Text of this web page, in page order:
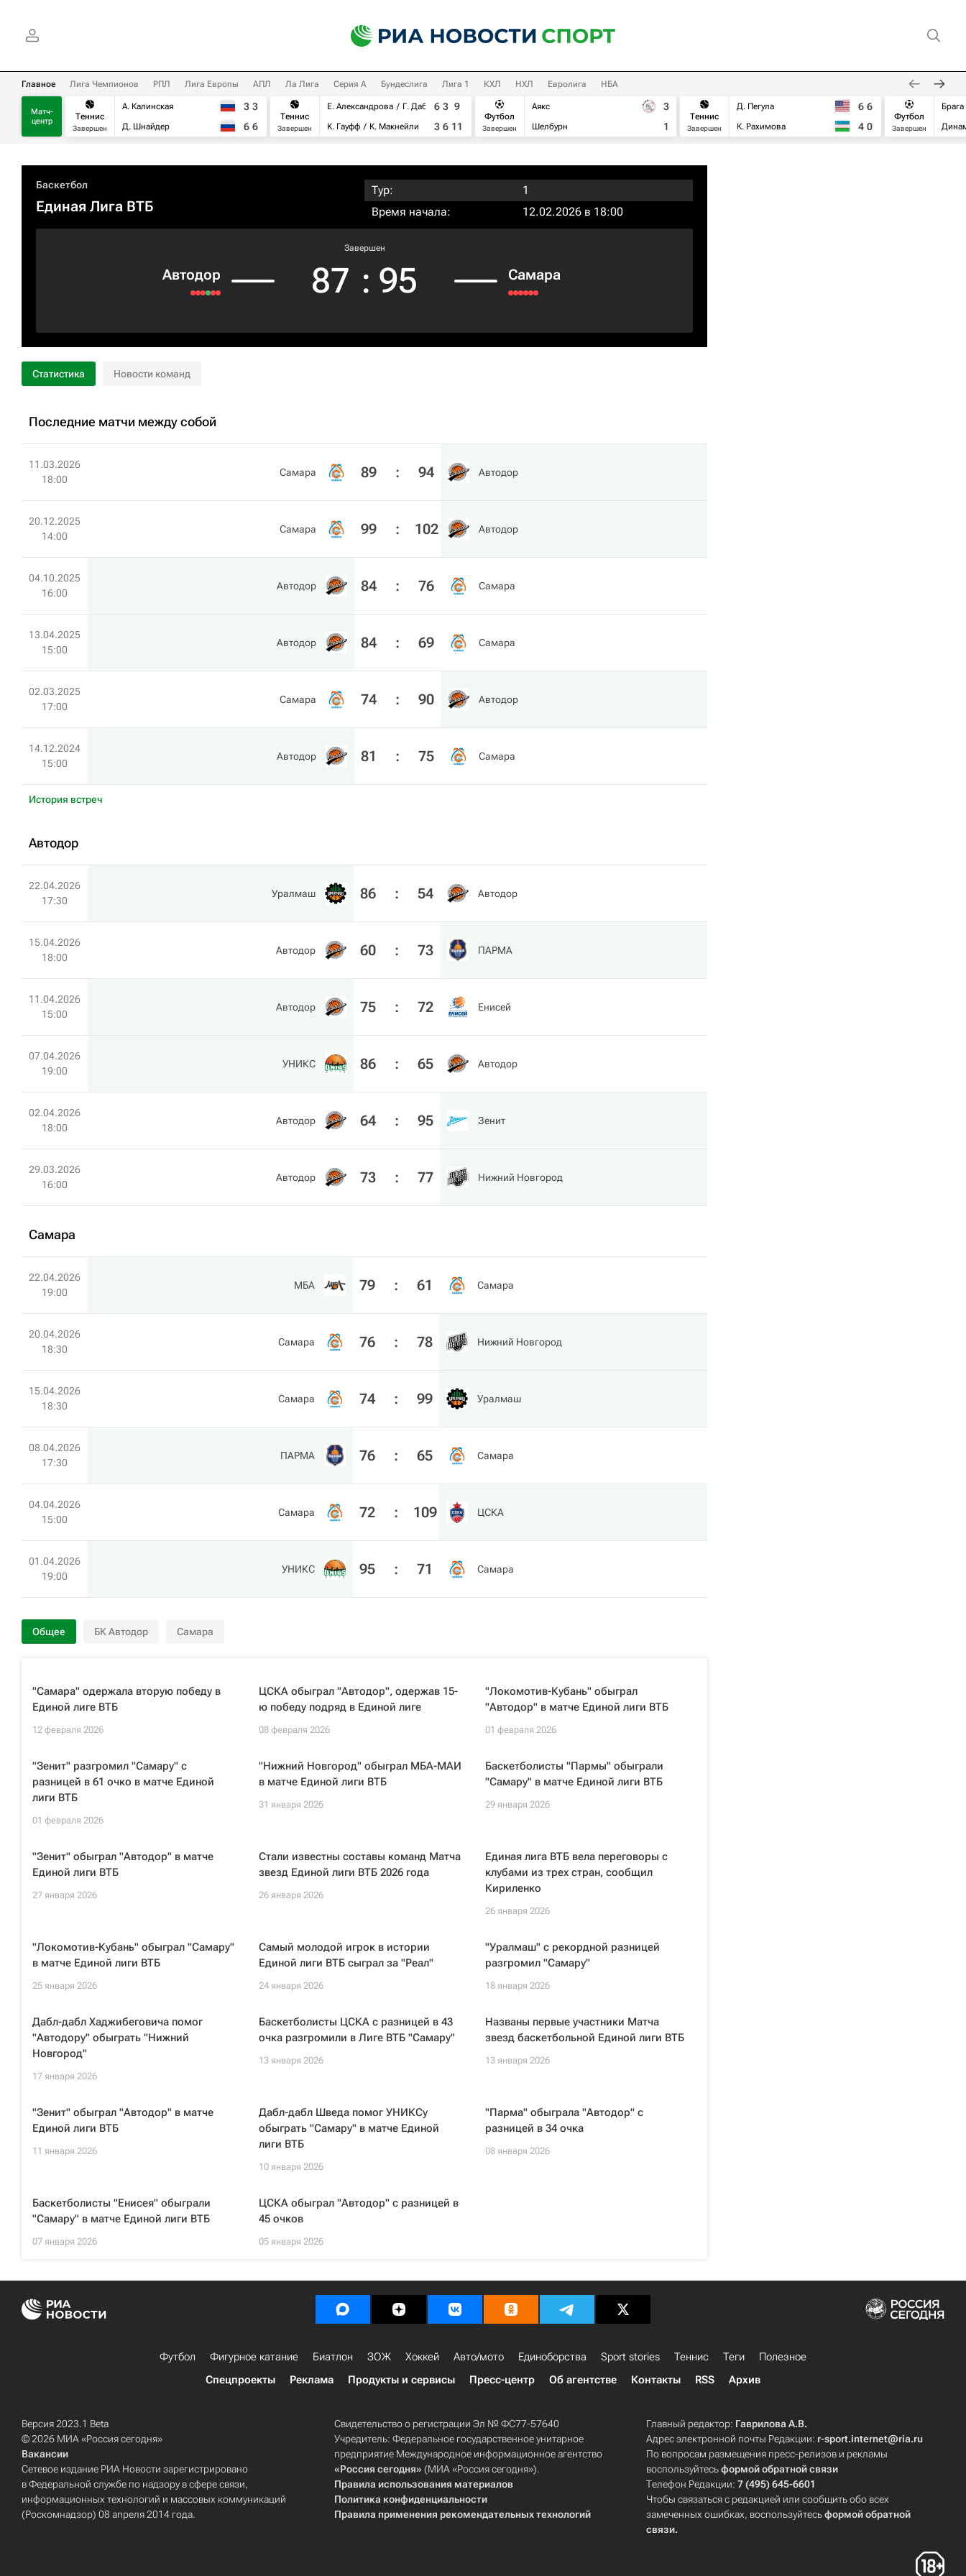
Главное Лига Чемпионов РПЛ Лига Европы АПЛ Ла Лига Серия А Бундеслига Лига 1 КХЛ НХЛ Евролига НБА
Матч-
центр
Теннис
Завершен
А. Калинская
Д. Шнайдер
3 3
6 6
Теннис
Завершен
Е. Александрова
Г. Дабровски
К. Гауфф
К. Макнейли
6 3 9
3 6 11
Футбол
Завершен
Аякс
Шелбурн
3
1
Теннис
Завершен
Д. Пегула
К. Рахимова
6 6
4 0
Футбол
Завершен
Брага
Баскетбол
Единая Лига ВТБ
Тур:
1
Время начала:
12.02.2026 в 18:00
Автодор
Завершен
87 : 95 Самара
Статистика Новости команд
Последние матчи между собой
11.03.2026
18:00
Самара 89 : 94 Автодор
20.12.2025
14:00
Самара 99 : 102 Автодор
04.10.2025
16:00
Автодор 84 : 76 Самара
13.04.2025
15:00
Автодор 84 : 69 Самара
02.03.2025
17:00
Самара 74 : 90 Автодор
14.12.2024
15:00
Автодор 81 : 75 Самара
История встреч
Автодор
22.04.2026
17:30
Уралмаш 86 : 54 Автодор
15.04.2026
18:00
Автодор 60 : 73 ПАРМА
11.04.2026
15:00
Автодор 75 : 72 Енисей
07.04.2026
19:00
УНИКС 86 : 65 Автодор
02.04.2026
18:00
Автодор 64 : 95 Зенит
29.03.2026
16:00
Автодор 73 : 77 Нижний Новгород
Самара
22.04.2026
19:00
МБА 79 : 61 Самара
20.04.2026
18:30
Самара 76 : 78 Нижний Новгород
15.04.2026
18:30
Самара 74 : 99 Уралмаш
08.04.2026
17:30
ПАРМА 76 : 65 Самара
04.04.2026
15:00
Самара 72 : 109 ЦСКА
01.04.2026
19:00
УНИКС 95 : 71 Самара
Общее БК Автодор Самара
"Самара" одержала вторую победу в
Единой лиге ВТБ
12 февраля 2026
ЦСКА обыграл "Автодор", одержав 15-
ю победу подряд в Единой лиге
08 февраля 2026
"Локомотив-Кубань" обыграл
"Автодор" в матче Единой лиги ВТБ
01 февраля 2026
"Зенит" разгромил "Самару" с
разницей в 61 очко в матче Единой
лиги ВТБ
01 февраля 2026
"Нижний Новгород" обыграл МБА-МАИ
в матче Единой лиги ВТБ
31 января 2026
Баскетболисты "Пармы" обыграли
"Самару" в матче Единой лиги ВТБ
29 января 2026
"Зенит" обыграл "Автодор" в матче
Единой лиги ВТБ
27 января 2026
Стали известны составы команд Матча
звезд Единой лиги ВТБ 2026 года
26 января 2026
Единая лига ВТБ вела переговоры с
клубами из трех стран, сообщил
Кириленко
26 января 2026
"Локомотив-Кубань" обыграл "Самару"
в матче Единой лиги ВТБ
25 января 2026
Самый молодой игрок в истории
Единой лиги ВТБ сыграл за "Реал"
24 января 2026
"Уралмаш" с рекордной разницей
разгромил "Самару"
18 января 2026
Дабл-дабл Хаджибеговича помог
"Автодору" обыграть "Нижний
Новгород"
17 января 2026
Баскетболисты ЦСКА с разницей в 43
очка разгромили в Лиге ВТБ "Самару"
13 января 2026
Названы первые участники Матча
звезд баскетбольной Единой лиги ВТБ
13 января 2026
"Зенит" обыграл "Автодор" в матче
Единой лиги ВТБ
11 января 2026
Дабл-дабл Шведа помог УНИКСу
обыграть "Самару" в матче Единой
лиги ВТБ
10 января 2026
"Парма" обыграла "Автодор" с
разницей в 34 очка
08 января 2026
Баскетболисты "Енисея" обыграли
"Самару" в матче Единой лиги ВТБ
07 января 2026
ЦСКА обыграл "Автодор" с разницей в
45 очков
05 января 2026
Футбол Фигурное катание Биатлон ЗОЖ Хоккей Авто/мото Единоборства Sport stories Теннис Теги
Полезное
Спецпроекты
Реклама Продукты и сервисы Пресс-центр Об агентстве Контакты RSS Архив
Версия 2023.1 Beta
© 2026 МИА «Россия сегодня»
Вакансии
Сетевое издание РИА Новости зарегистрировано
в Федеральной службе по надзору в сфере связи,
информационных технологий и массовых коммуникаций
(Роскомнадзор) 08 апреля 2014 года.
Свидетельство о регистрации Эл № ФС77-57640
Учредитель: Федеральное государственное унитарное
предприятие Международное информационное агентство
«Россия сегодня» (МИА «Россия сегодня»).
Правила использования материалов
Политика конфиденциальности
Правила применения рекомендательных технологий
Главный редактор: Гаврилова А.В.
Адрес электронной почты Редакции: r-sport.internet@ria.ru
По вопросам размещения пресс-релизов и рекламы
воспользуйтесьформой обратной связи
Телефон Редакции:7 (495) 645-6601
Чтобы связаться с редакцией или сообщить обо всех
замеченных ошибках, воспользуйтесьформой обратной
связи.